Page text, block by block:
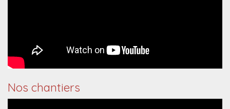
Nos chantiers